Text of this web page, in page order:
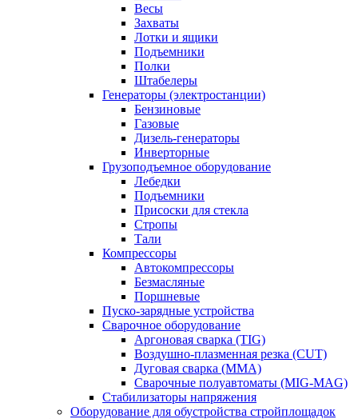
Весы
Захваты
Лотки и ящики
Подъемники
Полки
Штабелеры
Генераторы (электростанции)
Бензиновые
Газовые
Дизель-генераторы
Инверторные
Грузоподъемное оборудование
Лебедки
Подъемники
Присоски для стекла
Стропы
Тали
Компрессоры
Автокомпрессоры
Безмасляные
Поршневые
Пуско-зарядные устройства
Сварочное оборудование
Аргоновая сварка (TIG)
Воздушно-плазменная резка (CUT)
Дуговая сварка (ММА)
Сварочные полуавтоматы (MIG-MAG)
Стабилизаторы напряжения
Оборудование для обустройства стройплощадок